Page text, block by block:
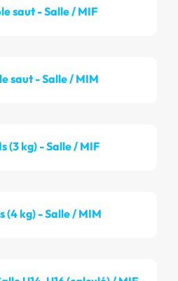
saut - Salle / MIF
saut - Salle / MIM
(3 kg) - Salle / MIF
(4 kg) - Salle / MIM